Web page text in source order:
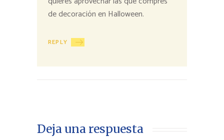
de decoración en Halloween.
REPLY
Deja una respuesta